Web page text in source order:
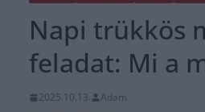
Napi trükkös
feladat: Mi a
2025.10.13.
Adam